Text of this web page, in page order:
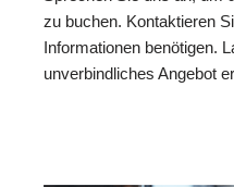
zu buchen. Kontaktieren
Informationen benötigen.
unverbindliches Angebot